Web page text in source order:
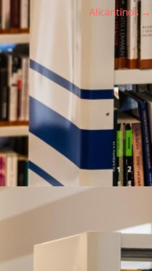
Alicantinos →